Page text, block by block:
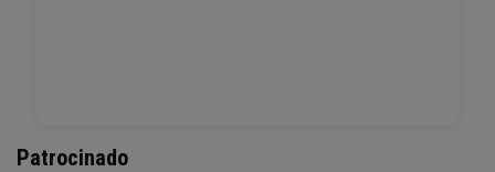
Patrocinado